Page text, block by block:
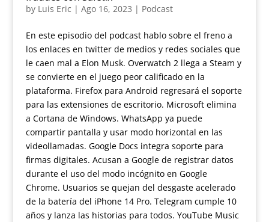
by Luis Eric | Ago 16, 2023 | Podcast
En este episodio del podcast hablo sobre el freno a
los enlaces en twitter de medios y redes sociales que
le caen mal a Elon Musk. Overwatch 2 llega a Steam y
se convierte en el juego peor calificado en la
plataforma. Firefox para Android regresará el soporte
para las extensiones de escritorio. Microsoft elimina
a Cortana de Windows. WhatsApp ya puede
compartir pantalla y usar modo horizontal en las
videollamadas. Google Docs integra soporte para
firmas digitales. Acusan a Google de registrar datos
durante el uso del modo incógnito en Google
Chrome. Usuarios se quejan del desgaste acelerado
de la batería del iPhone 14 Pro. Telegram cumple 10
años y lanza las historias para todos. YouTube Music